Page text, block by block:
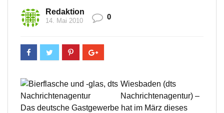
Redaktion
14. Mai 2010 0
Wiesbaden (dts
Nachrichtenagentur) –
Das deutsche Gastgewerbe hat im März dieses